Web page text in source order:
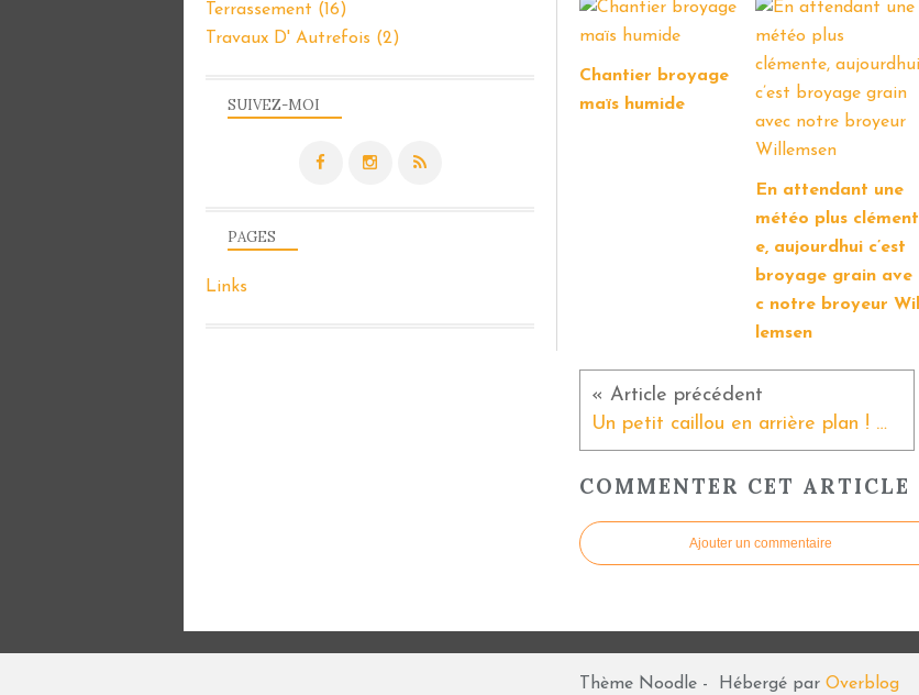
Chantier broyage
maïs humide
En attendant une
météo plus clément
e, aujourdhui c’est
broyage grain ave
c notre broyeur Wil
lemsen
Un petit caillou en arrière plan ! ☘️☀️🌱
COMMENTER CET ARTICLE
Ajouter un commentaire
SUIVEZ-MOI
PAGES
Links
Terrassement (16)
Travaux D' Autrefois (2)
Thème Noodle - Hébergé par Overblog